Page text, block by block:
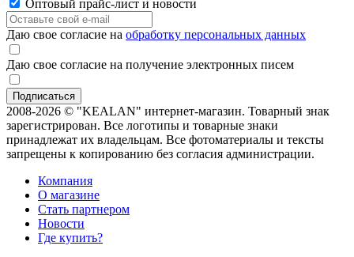
Оптовый прайс-лист и новости
Даю свое согласие на обработку персональных данных
Даю свое согласие на получение электронных писем
2008-2026 © "KEALAN" интернет-магазин. Товарный знак
зарегистрирован. Все логотипы и товарные знаки
принадлежат их владельцам. Все фотоматериалы и тексты
запрещены к копированию без согласия администрации.
Компания
О магазине
Стать партнером
Новости
Где купить?